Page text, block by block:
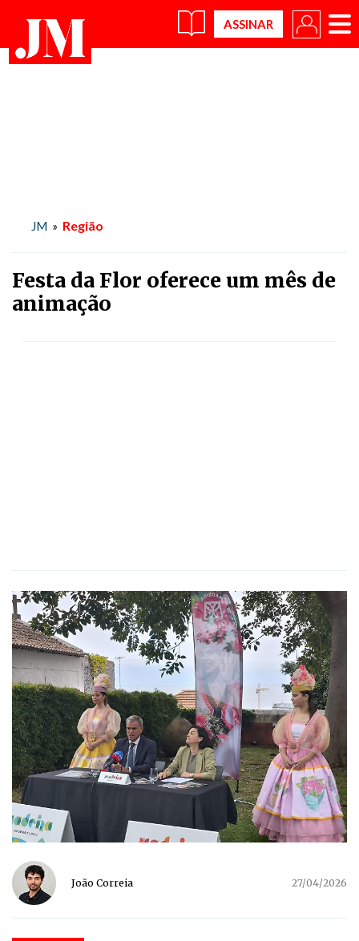
×
JM » Região
Festa da Flor oferece um mês de
animação
João Correia 27/04/2026